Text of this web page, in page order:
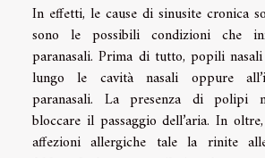
In effetti, le cause di sinusite cronica
sono le possibili condizioni che
paranasali. Prima di tutto, popili
lungo le cavità nasali oppure
paranasali. La presenza di polipi
bloccare il passaggio dell’aria. In
affezioni allergiche tale la rinite